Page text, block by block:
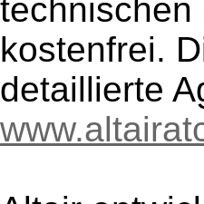
technischen
kostenfrei.
detaillierte